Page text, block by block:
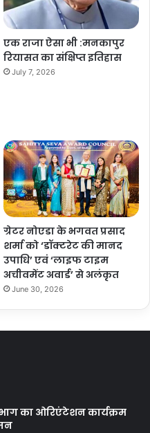
एक राजा ऐसा भी :मनकापुर
रियासत का संक्षिप्त इतिहास
July 7, 2026
ग्रेटर नोएडा के भगवत प्रसाद
शर्मा को ‘डॉक्टरेट की मानद
उपाधि’ एवं ‘लाइफ टाइम
अचीवमेंट अवार्ड’ से अलंकृत
June 30, 2026
का ओरिएंटेशन कार्यक्रम